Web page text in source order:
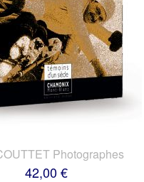
Photographes
42,00 €